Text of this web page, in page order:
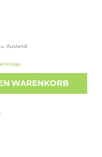
Ausland
WARENKORB